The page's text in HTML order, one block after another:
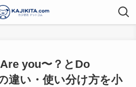
Are you〜？とDo
違い・使い分け方を小